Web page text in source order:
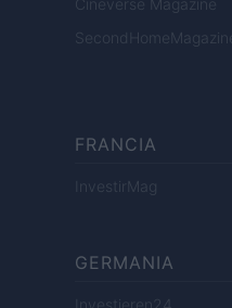
Cineverse Magazine
SecondHomeMagazine
FRANCIA
InvestirMag
GERMANIA